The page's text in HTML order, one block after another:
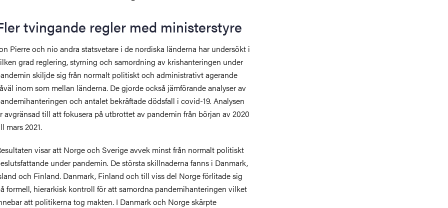
tvingande regler med ministerstyre
Pierre och nio andra statsvetare i de nordiska länderna har undersökt i
grad reglering, styrning och samordning av krishanteringen under
skiljde sig från normalt politiskt och administrativt agerande
inom som mellan länderna. De gjorde också jämförande analyser av
och antalet bekräftade dödsfall i covid-19. Analysen
avgränsad till att fokusera på utbrottet av pandemin från början av 2020
mars 2021.
visar att Norge och Sverige avvek minst från normalt politiskt
under pandemin. De största skillnaderna fanns i Danmark,
och Finland. Danmark, Finland och till viss del Norge förlitade sig
formell, hierarkisk kontroll för att samordna pandemihanteringen vilket
att politikerna tog makten. I Danmark och Norge skärpte